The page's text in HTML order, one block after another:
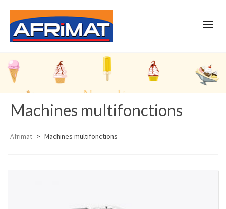
Machines multifonctions
Afrimat > Machines multifonctions